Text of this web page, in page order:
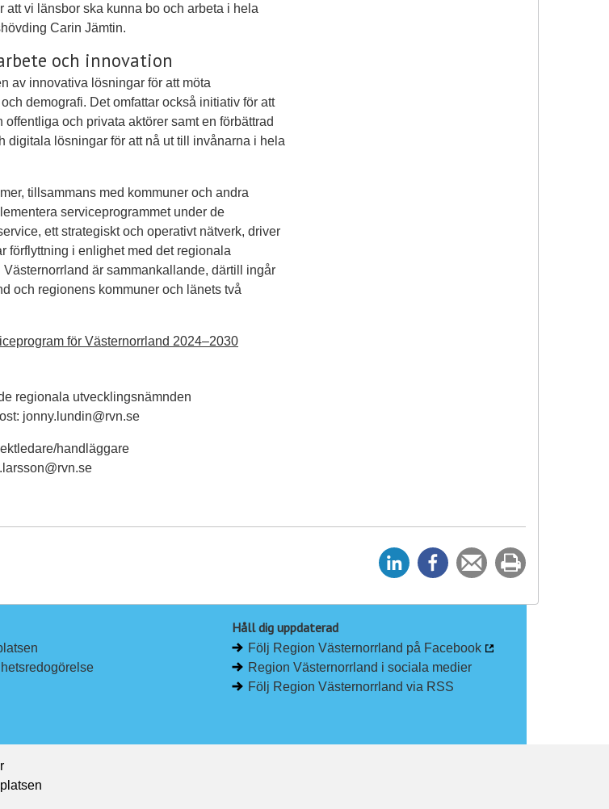
att vi länsbor ska kunna bo och arbeta i hela
Carin Jämtin.
och innovation
av innovativa lösningar för att möta
demografi. Det omfattar också initiativ för att
och privata aktörer samt en förbättrad
digitala lösningar för att nå ut till invånarna i hela
tillsammans med kommuner och andra
serviceprogrammet under de
ett strategiskt och operativt nätverk, driver
förflyttning i enlighet med det regionala
är sammankallande, därtill ingår
och regionens kommuner och länets två
för Västernorrland 2024–2030
regionala utvecklingsnämnden
jonny.lundin@rvn.se
handläggare
e
p
å
L
k
e
p
å
F
e
Tipsa
en
ut
Håll dig uppdaterad
Följ Region Västernorrland på Facebook
Region Västernorrland i sociala medier
Följ Region Västernorrland via RSS